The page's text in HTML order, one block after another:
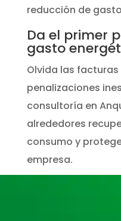
reducción de
Da el primer
gasto
Olvida las
penalizaciones
consultoría en
alrededores
consumo y
empresa.